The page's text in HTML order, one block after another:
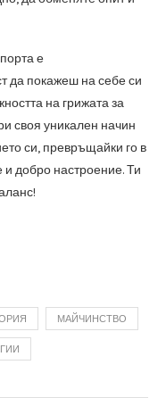
е
да покажеш на себе си
на грижата за
своя уникален начин
си, превръщайки го в
и добро настроение. Ти
МАЙЧИНСТВО